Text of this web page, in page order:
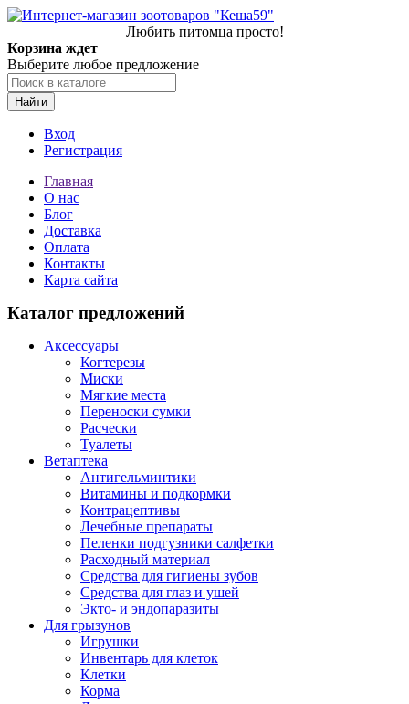
Любить питомца просто!
Корзина ждет
Выберите любое предложение
Найти
Вход
Регистрация
Главная
О нас
Блог
Доставка
Оплата
Контакты
Карта сайта
Каталог предложений
Аксессуары
Когтерезы
Миски
Мягкие места
Переноски сумки
Расчески
Туалеты
Ветаптека
Антигельминтики
Витамины и подкормки
Контрацептивы
Лечебные препараты
Пеленки подгузники салфетки
Расходный материал
Средства для гигиены зубов
Средства для глаз и ушей
Экто- и эндопаразиты
Для грызунов
Игрушки
Инвентарь для клеток
Клетки
Корма